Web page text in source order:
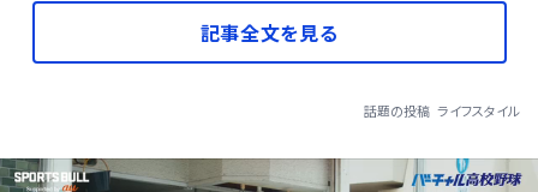
記事全文を見る
話題の投稿 ライフスタイル